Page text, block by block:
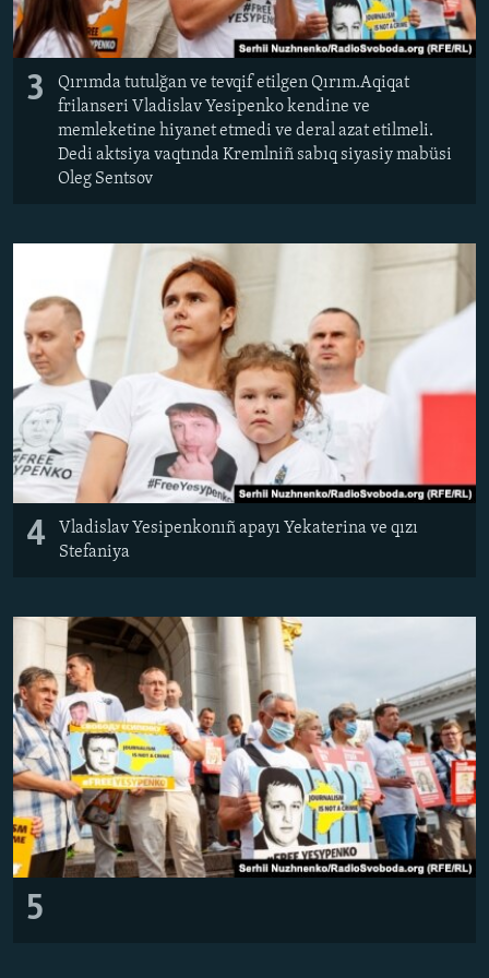
3
Qırımda tutulğan ve tevqif etilgen Qırım.Aqiqat
frilanseri Vladislav Yesipenko kendine ve
memleketine hiyanet etmedi ve deral azat etilmeli.
Dedi aktsiya vaqtında Kremlniñ sabıq siyasiy mabüsi
Oleg Sentsov
4
​Vladislav Yesipenkonıñ apayı Yekaterina ve qızı
Stefaniya
5